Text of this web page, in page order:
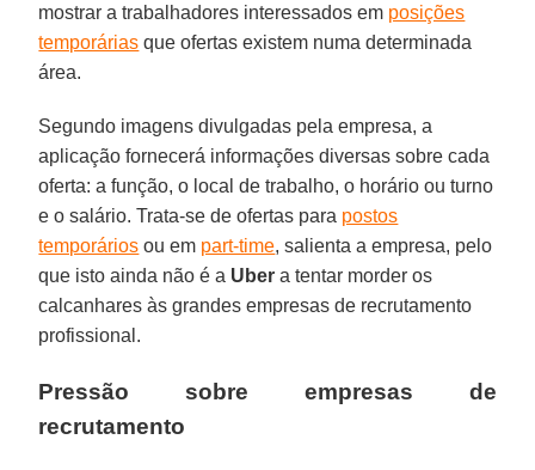
mostrar a trabalhadores interessados em posições
temporárias que ofertas existem numa determinada
área.
Segundo imagens divulgadas pela empresa, a
aplicação fornecerá informações diversas sobre cada
oferta: a função, o local de trabalho, o horário ou turno
e o salário. Trata-se de ofertas para postos
temporários ou em part-time, salienta a empresa, pelo
que isto ainda não é a Uber a tentar morder os
calcanhares às grandes empresas de recrutamento
profissional.
Pressão sobre empresas de
recrutamento